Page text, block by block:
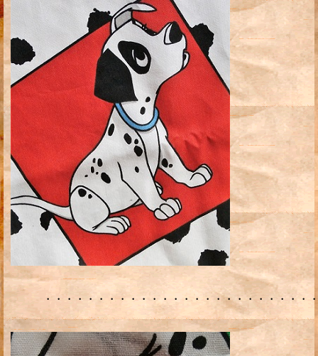
・・・・・・・・・・・・・・・・・・・・・・・・・・